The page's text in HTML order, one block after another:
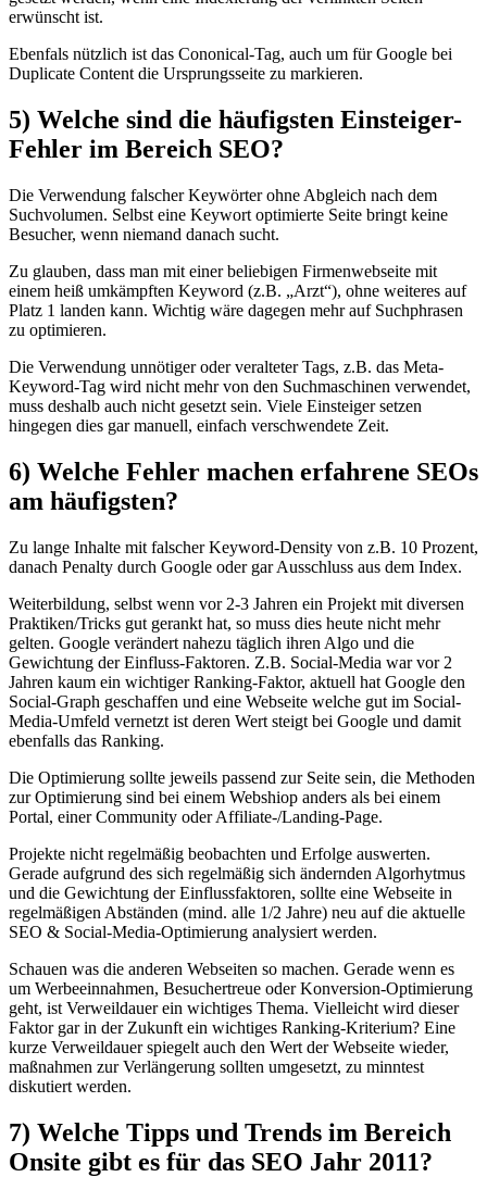
erwünscht ist.
Ebenfals nützlich ist das Cononical-Tag, auch um für Google bei
Duplicate Content die Ursprungsseite zu markieren.
5) Welche sind die häufigsten Einsteiger-
Fehler im Bereich SEO?
Die Verwendung falscher Keywörter ohne Abgleich nach dem
Suchvolumen. Selbst eine Keywort optimierte Seite bringt keine
Besucher, wenn niemand danach sucht.
Zu glauben, dass man mit einer beliebigen Firmenwebseite mit
einem heiß umkämpften Keyword (z.B. „Arzt“), ohne weiteres auf
Platz 1 landen kann. Wichtig wäre dagegen mehr auf Suchphrasen
zu optimieren.
Die Verwendung unnötiger oder veralteter Tags, z.B. das Meta-
Keyword-Tag wird nicht mehr von den Suchmaschinen verwendet,
muss deshalb auch nicht gesetzt sein. Viele Einsteiger setzen
hingegen dies gar manuell, einfach verschwendete Zeit.
6) Welche Fehler machen erfahrene SEOs
am häufigsten?
Zu lange Inhalte mit falscher Keyword-Density von z.B. 10 Prozent,
danach Penalty durch Google oder gar Ausschluss aus dem Index.
Weiterbildung, selbst wenn vor 2-3 Jahren ein Projekt mit diversen
Praktiken/Tricks gut gerankt hat, so muss dies heute nicht mehr
gelten. Google verändert nahezu täglich ihren Algo und die
Gewichtung der Einfluss-Faktoren. Z.B. Social-Media war vor 2
Jahren kaum ein wichtiger Ranking-Faktor, aktuell hat Google den
Social-Graph geschaffen und eine Webseite welche gut im Social-
Media-Umfeld vernetzt ist deren Wert steigt bei Google und damit
ebenfalls das Ranking.
Die Optimierung sollte jeweils passend zur Seite sein, die Methoden
zur Optimierung sind bei einem Webshiop anders als bei einem
Portal, einer Community oder Affiliate-/Landing-Page.
Projekte nicht regelmäßig beobachten und Erfolge auswerten.
Gerade aufgrund des sich regelmäßig sich ändernden Algorhytmus
und die Gewichtung der Einflussfaktoren, sollte eine Webseite in
regelmäßigen Abständen (mind. alle 1/2 Jahre) neu auf die aktuelle
SEO & Social-Media-Optimierung analysiert werden.
Schauen was die anderen Webseiten so machen. Gerade wenn es
um Werbeeinnahmen, Besuchertreue oder Konversion-Optimierung
geht, ist Verweildauer ein wichtiges Thema. Vielleicht wird dieser
Faktor gar in der Zukunft ein wichtiges Ranking-Kriterium? Eine
kurze Verweildauer spiegelt auch den Wert der Webseite wieder,
maßnahmen zur Verlängerung sollten umgesetzt, zu minntest
diskutiert werden.
7) Welche Tipps und Trends im Bereich
Onsite gibt es für das SEO Jahr 2011?